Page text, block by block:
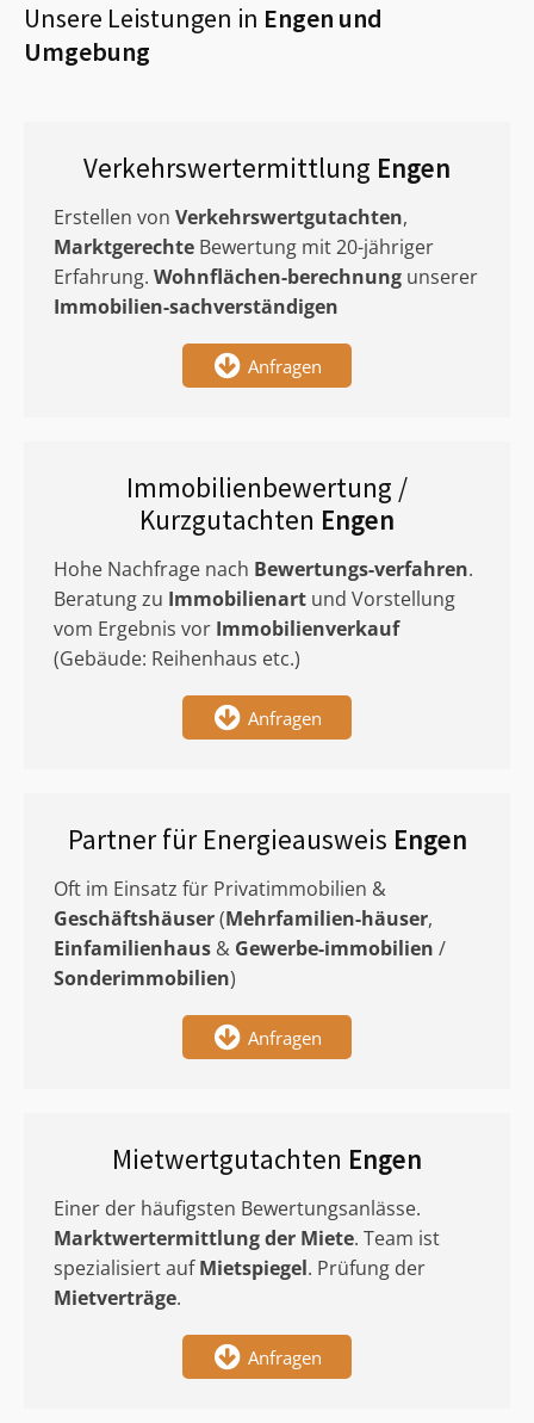
Unsere Leistungen in Engen und
Umgebung
Verkehrswertermittlung Engen
Erstellen von Verkehrswertgutachten,
Marktgerechte Bewertung mit 20-jähriger
Erfahrung. Wohnflächen-berechnung unserer
Immobilien-sachverständigen
Anfragen
Immobilienbewertung /
Kurzgutachten Engen
Hohe Nachfrage nach Bewertungs-verfahren.
Beratung zu Immobilienart und Vorstellung
vom Ergebnis vor Immobilienverkauf
(Gebäude: Reihenhaus etc.)
Anfragen
Partner für Energieausweis Engen
Oft im Einsatz für Privatimmobilien &
Geschäftshäuser(Mehrfamilien-häuser,
Einfamilienhaus & Gewerbe-immobilien /
Sonderimmobilien)
Anfragen
Mietwertgutachten Engen
Einer der häufigsten Bewertungsanlässe.
Marktwertermittlungder Miete. Team ist
spezialisiert aufMietspiegel. Prüfung der
Mietverträge.
Anfragen